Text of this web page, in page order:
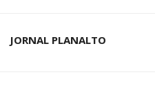
JORNAL PLANALTO